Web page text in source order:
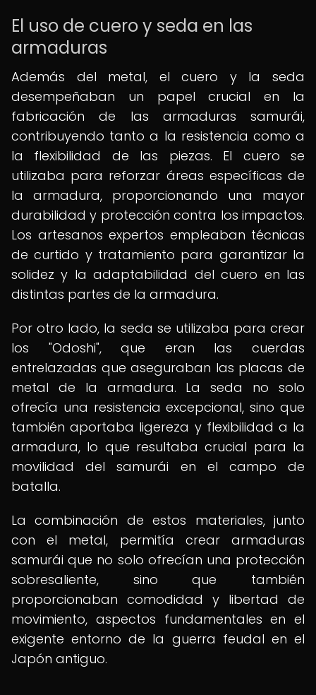
El uso de cuero y seda en las
armaduras
Además del metal, el cuero y la seda
desempeñaban un papel crucial en la
fabricación de las armaduras samurái,
contribuyendo tanto a la resistencia como a
la flexibilidad de las piezas. El cuero se
utilizaba para reforzar áreas específicas de
la armadura, proporcionando una mayor
durabilidad y protección contra los impactos.
Los artesanos expertos empleaban técnicas
de curtido y tratamiento para garantizar la
solidez y la adaptabilidad del cuero en las
distintas partes de la armadura.
Por otro lado, la seda se utilizaba para crear
los "Odoshi", que eran las cuerdas
entrelazadas que aseguraban las placas de
metal de la armadura. La seda no solo
ofrecía una resistencia excepcional, sino que
también aportaba ligereza y flexibilidad a la
armadura, lo que resultaba crucial para la
movilidad del samurái en el campo de
batalla.
La combinación de estos materiales, junto
con el metal, permitía crear armaduras
samurái que no solo ofrecían una protección
sobresaliente, sino que también
proporcionaban comodidad y libertad de
movimiento, aspectos fundamentales en el
exigente entorno de la guerra feudal en el
Japón antiguo.